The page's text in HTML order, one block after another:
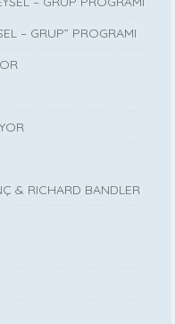
– GRUP” PROGRAMI
& RICHARD BANDLER